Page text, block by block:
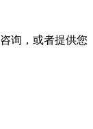
询，或者提供您